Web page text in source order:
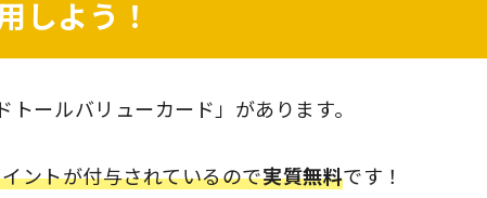
しよう！
ールバリューカード」があります。
ントが付与されているので実質無料です！